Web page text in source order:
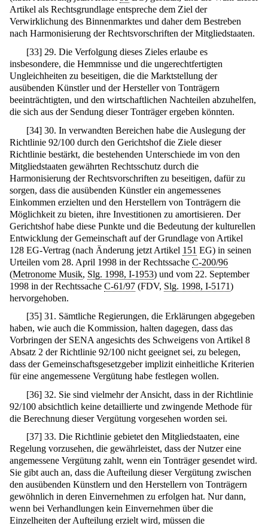
Artikel als Rechtsgrundlage entspreche dem Ziel der
Verwirklichung des Binnenmarktes und daher dem Bestreben
nach Harmonisierung der Rechtsvorschriften der Mitgliedstaaten.
[33] 29. Die Verfolgung dieses Zieles erlaube es
insbesondere, die Hemmnisse und die ungerechtfertigten
Ungleichheiten zu beseitigen, die die Marktstellung der
ausübenden Künstler und der Hersteller von Tonträgern
beeinträchtigten, und den wirtschaftlichen Nachteilen abzuhelfen,
die sich aus der Sendung dieser Tonträger ergeben könnten.
[34] 30. In verwandten Bereichen habe die Auslegung der
Richtlinie 92/100 durch den Gerichtshof die Ziele dieser
Richtlinie bestärkt, die bestehenden Unterschiede im von den
Mitgliedstaaten gewährten Rechtsschutz durch die
Harmonisierung der Rechtsvorschriften zu beseitigen, dafür zu
sorgen, dass die ausübenden Künstler ein angemessenes
Einkommen erzielten und den Herstellern von Tonträgern die
Möglichkeit zu bieten, ihre Investitionen zu amortisieren. Der
Gerichtshof habe diese Punkte und die Bedeutung der kulturellen
Entwicklung der Gemeinschaft auf der Grundlage von Artikel
128 EG-Vertrag (nach Änderung jetzt Artikel 151 EG) in seinen
Urteilen vom 28. April 1998 in der Rechtssache C-200/96
(Metronome Musik, Slg. 1998, I-1953) und vom 22. September
1998 in der Rechtssache C-61/97 (FDV, Slg. 1998, I-5171)
hervorgehoben.
[35] 31. Sämtliche Regierungen, die Erklärungen abgegeben
haben, wie auch die Kommission, halten dagegen, dass das
Vorbringen der SENA angesichts des Schweigens von Artikel 8
Absatz 2 der Richtlinie 92/100 nicht geeignet sei, zu belegen,
dass der Gemeinschaftsgesetzgeber implizit einheitliche Kriterien
für eine angemessene Vergütung habe festlegen wollen.
[36] 32. Sie sind vielmehr der Ansicht, dass in der Richtlinie
92/100 absichtlich keine detaillierte und zwingende Methode für
die Berechnung dieser Vergütung vorgesehen worden sei.
[37] 33. Die Richtlinie gebietet den Mitgliedstaaten, eine
Regelung vorzusehen, die gewährleistet, dass der Nutzer eine
angemessene Vergütung zahlt, wenn ein Tonträger gesendet wird.
Sie gibt auch an, dass die Aufteilung dieser Vergütung zwischen
den ausübenden Künstlern und den Herstellern von Tonträgern
gewöhnlich in deren Einvernehmen zu erfolgen hat. Nur dann,
wenn bei Verhandlungen kein Einvernehmen über die
Einzelheiten der Aufteilung erzielt wird, müssen die